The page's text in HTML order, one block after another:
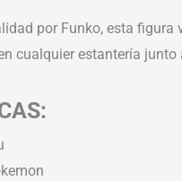
por Funko, esta
cualquier estantería